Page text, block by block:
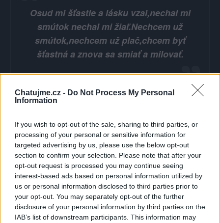
Chatujme.cz - Do Not Process My Personal
Information
If you wish to opt-out of the sale, sharing to third parties, or
processing of your personal or sensitive information for
targeted advertising by us, please use the below opt-out
section to confirm your selection. Please note that after your
opt-out request is processed you may continue seeing
interest-based ads based on personal information utilized by
us or personal information disclosed to third parties prior to
your opt-out. You may separately opt-out of the further
disclosure of your personal information by third parties on the
IAB’s list of downstream participants. This information may
Osud mi šťastie a lásku vzal,nechal mi
smútok nechal mi žiaľ.Nechcem už
smútok,nechcem už plač,chcem byť
šťastná a znova sa smiať a milovať.
Poslední 3 příspěvky na mé zdi
Jitka-pabyskova (před 11 měsíci)